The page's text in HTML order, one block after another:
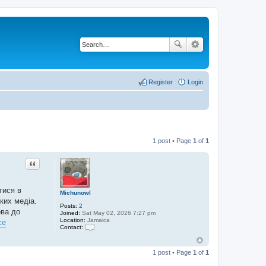
Login
Register
1 post • Page 1 of 1
Michunowl
Posts: 2
Joined: Sat May 02, 2026 7:27 pm
Location: Jamaica
Contact:
n
Quote
в
медіа.
до
1 post • Page 1 of 1